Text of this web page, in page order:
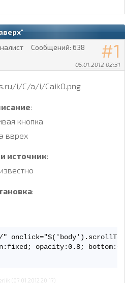
1
05.01.2012 02:31
Сообщений: 638
:
кнопка
вврех
источник:
:
"
opacity:0.8;
(07.01.2012 20:17)